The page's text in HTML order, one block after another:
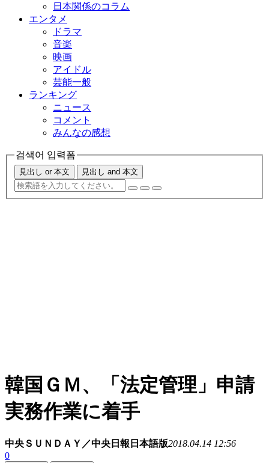
日本関係のコラム
エンタメ
ドラマ
音楽
映画
アイドル
芸能一般
ランキング
ニュース
コメント
みんなの感想
검색어 입력폼
見出し or 本文 見出し and 本文
韓国ＧＭ、「法定管理」申請
実務作業に着手
中央ＳＵＮＤＡＹ／中央日報日本語版2018.04.14 12:56
0